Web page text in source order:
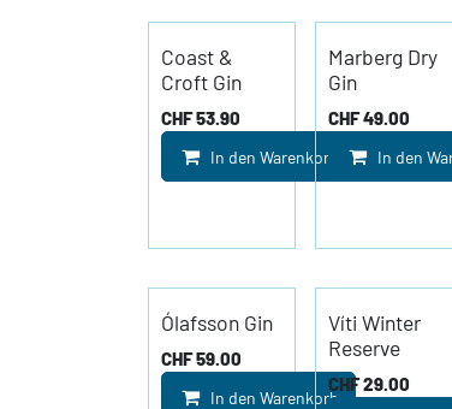
Coast &
Croft Gin
CHF53.90
In den Warenkorb
Marberg Dry
Gin
CHF49.00
In den
Ólafsson Gin
CHF59.00
In den Warenkorb
Víti Winter
Reserve
CHF29.00